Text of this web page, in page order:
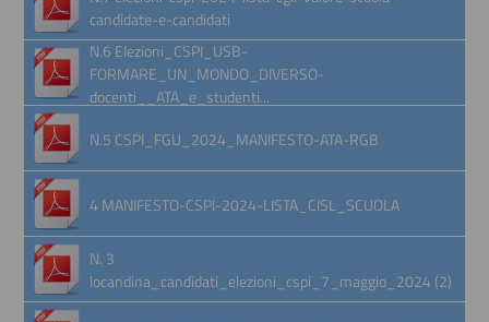
candidate-e-candidati
N.6 Elezioni_CSPI_USB-
FORMARE_UN_MONDO_DIVERSO-
docenti__ATA_e_studenti...
N.5 CSPI_FGU_2024_MANIFESTO-ATA-RGB
4 MANIFESTO-CSPI-2024-LISTA_CISL_SCUOLA
N. 3
locandina_candidati_elezioni_cspi_7_maggio_2024 (2)